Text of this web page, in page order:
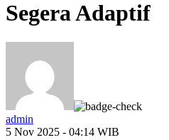
Segera Adaptif
admin
5 Nov 2025 - 04:14 WIB